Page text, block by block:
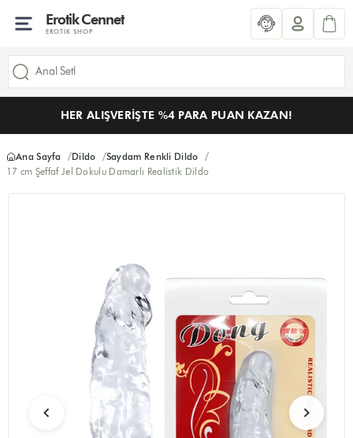
Erotik Cennet
EROTIK SHOP
HER ALIŞVERIŞTE %4 PARA PUAN KAZAN!
Ana Sayfa Dildo
Saydam Renkli Dildo
17 cm Şeffaf Jel Dokulu Damarlı Realistik Dildo